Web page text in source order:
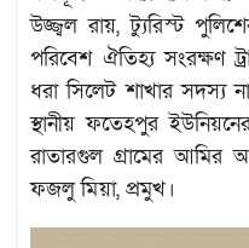
উজ্জ্বল রায়, ট্যুরিস্ট
পরিবেশ ঐতিহ্য সংরক্ষণ
ধরা সিলেট শাখার সদস্য
স্থানীয় ফতেহপুর
রাতারগুল গ্রামের আমির
ফজলু মিয়া, প্রমুখ।